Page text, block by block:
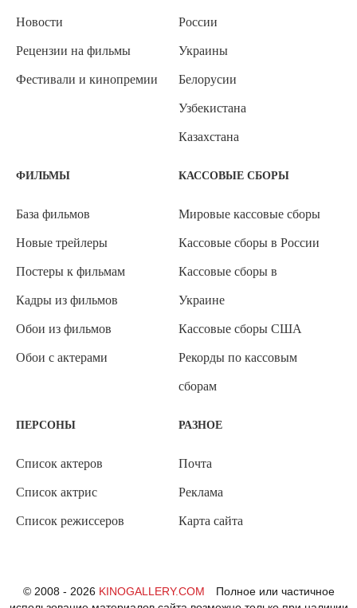
Новости
Рецензии на фильмы
Фестивали и кинопремии
России
Украины
Белорусии
Узбекистана
Казахстана
ФИЛЬМЫ
База фильмов
Новые трейлеры
Постеры к фильмам
Кадры из фильмов
Обои из фильмов
Обои с актерами
КАССОВЫЕ СБОРЫ
Мировые кассовые сборы
Кассовые сборы в России
Кассовые сборы в
Украине
Кассовые сборы США
Рекорды по кассовым
сборам
ПЕРСОНЫ
Список актеров
Список актрис
Список режиссеров
РАЗНОЕ
Почта
Реклама
Карта сайта
© 2008 - 2026 KINOGALLERY.COM
Полное или частичное